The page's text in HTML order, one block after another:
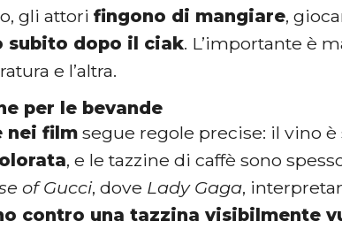
gli attorifingono di mangiare,
subito dopo il ciak. L’importante è
e l’altra.
per le bevande
nei film segue regole precise: il vino
, e le tazzine di caffè sono
of Gucci, dove Lady Gaga,
contro una tazzina visibilmente